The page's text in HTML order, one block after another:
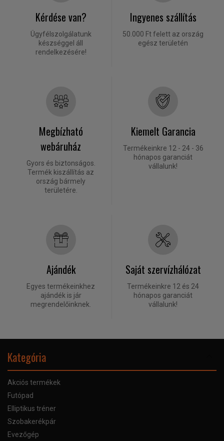
Kérdése van?
Ügyfélszolgálatunk
készséggel áll
rendelkezésére!
Ingyenes szállítás
50.000 Ft felett az ország
egész területén
Megbízható
webáruház
Gyors és biztonságos.
Termék kiszállítás az
ország bármely
területére.
Kiemelt Garancia
Termékeinkre 12 - 24 - 36
hónapos garanciát
vállalunk!
Ajándék
Egyes termékeinkhez
ajándék is jár
megrendelőinknek.
Saját szervízhálózat
Termékeinkre 12 és 24
hónapos garanciát
vállalunk!
Kategória
Akciós termékek
Futópad
Elliptikus tréner
Szobakerékpár
Evezőgép